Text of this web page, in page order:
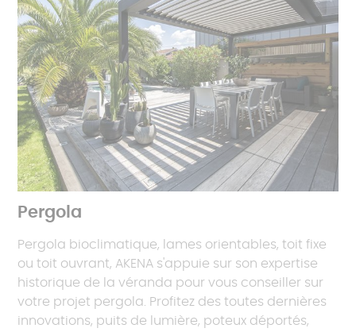
Pergola
Pergola bioclimatique, lames orientables, toit fixe
ou toit ouvrant, AKENA s'appuie sur son expertise
historique de la véranda pour vous conseiller sur
votre projet pergola. Profitez des toutes dernières
innovations, puits de lumière, poteux déportés,